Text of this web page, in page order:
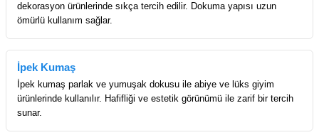
dekorasyon ürünlerinde sıkça tercih edilir. Dokuma yapısı uzun
ömürlü kullanım sağlar.
İpek Kumaş
İpek kumaş parlak ve yumuşak dokusu ile abiye ve lüks giyim
ürünlerinde kullanılır. Hafifliği ve estetik görünümü ile zarif bir tercih
sunar.